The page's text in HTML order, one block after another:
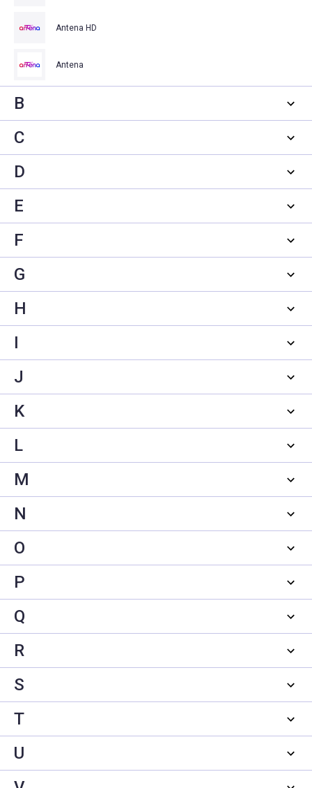
Antena HD
Antena
B
C
D
E
F
G
H
I
J
K
L
M
N
O
P
Q
R
S
T
U